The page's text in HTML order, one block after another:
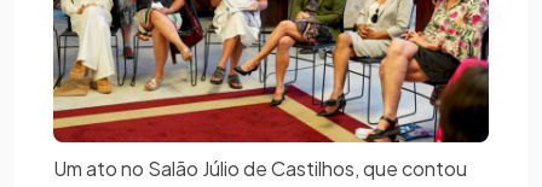
Um ato no Salão Júlio de Castilhos, que contou